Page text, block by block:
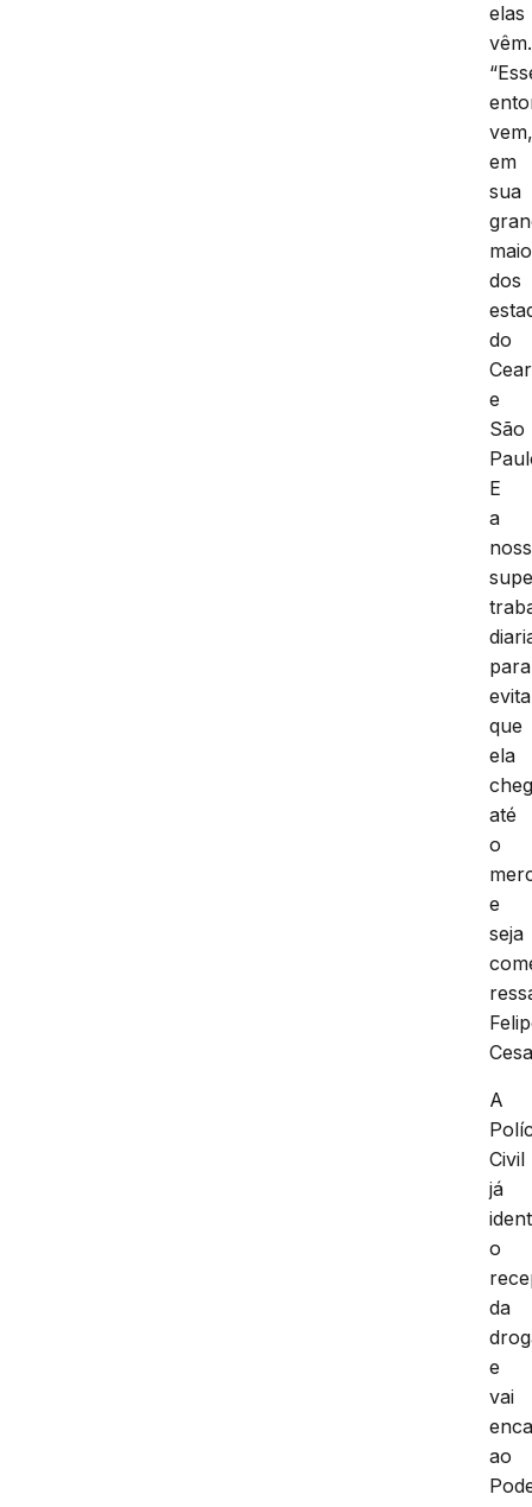
elas
vêm.
em
sua
dos
do
e
São
E
a
para
que
ela
até
o
e
seja
A
Civil
já
o
da
e
vai
ao